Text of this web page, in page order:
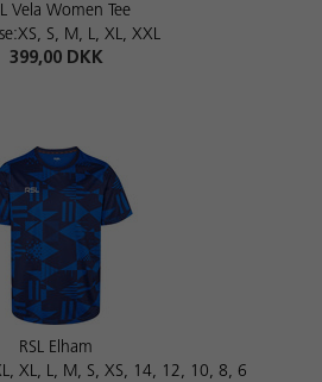
Vela Women Tee
S, M, L, XL, XXL
399,00 DKK
RSL Elham
XL, L, M, S, XS, 14, 12, 10, 8, 6